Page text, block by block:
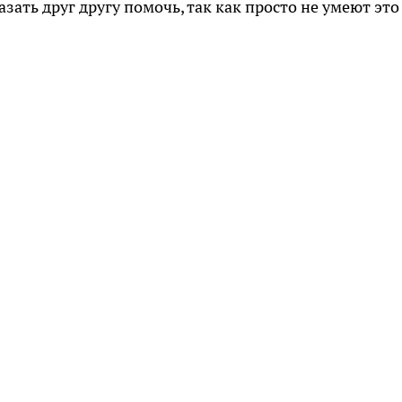
друг другу помочь, так как просто не умеют это